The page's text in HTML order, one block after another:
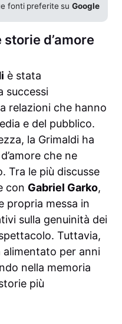
fonti preferite suGoogle
d’amore
è stata
successi
relazioni che hanno
e del pubblico.
la Grimaldi ha
che ne
Tra le più discusse
con Gabriel Garko,
propria messa in
sulla genuinità dei
Tuttavia,
alimentato per anni
nella memoria
più